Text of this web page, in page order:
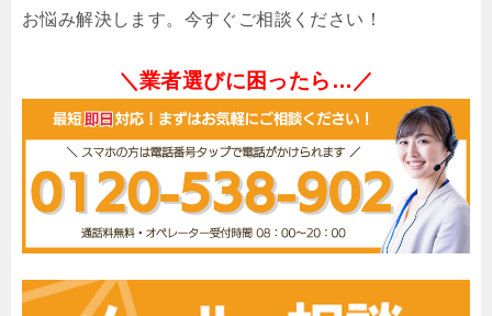
お悩み解決します。今すぐご相談ください！
＼業者選びに困ったら…／